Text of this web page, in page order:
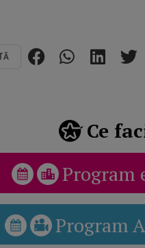
Ce
Program
Program